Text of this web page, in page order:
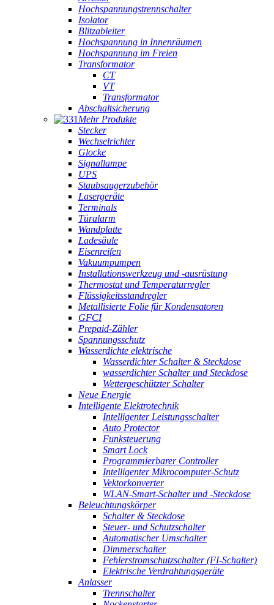
Hochspannungstrennschalter
Isolator
Blitzableiter
Hochspannung in Innenräumen
Hochspannung im Freien
Transformator
CT
VT
Transformator
Abschaltsicherung
Mehr Produkte
Stecker
Wechselrichter
Glocke
Signallampe
UPS
Staubsaugerzubehör
Lasergeräte
Terminals
Türalarm
Wandplatte
Ladesäule
Eisenreifen
Vakuumpumpen
Installationswerkzeug und -ausrüstung
Thermostat und Temperaturregler
Flüssigkeitsstandregler
Metallisierte Folie für Kondensatoren
GFCI
Prepaid-Zähler
Spannungsschutz
Wasserdichte elektrische
Wasserdichter Schalter & Steckdose
wasserdichter Schalter und Steckdose
Wettergeschützter Schalter
Neue Energie
Intelligente Elektrotechnik
Intelligenter Leistungsschalter
Auto Protector
Funksteuerung
Smart Lock
Programmierbarer Controller
Intelligenter Mikrocomputer-Schutz
Vektorkonverter
WLAN-Smart-Schalter und -Steckdose
Beleuchtungskörper
Schalter & Steckdose
Steuer- und Schutzschalter
Automatischer Umschalter
Dimmerschalter
Fehlerstromschutzschalter (FI-Schalter)
Elektrische Verdrahtungsgeräte
Anlasser
Trennschalter